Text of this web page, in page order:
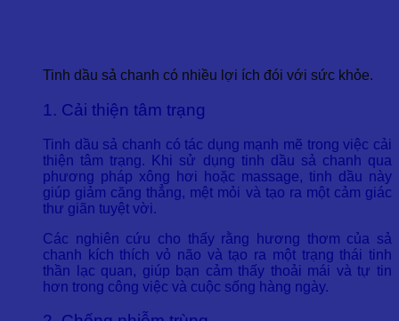
Tinh dầu sả chanh có nhiều lợi ích đói với sức khỏe.
1. Cải thiện tâm trạng
Tinh dầu sả chanh có tác dụng mạnh mẽ trong việc cải
thiện tâm trạng. Khi sử dụng tinh dầu sả chanh qua
phương pháp xông hơi hoặc massage, tinh dầu này
giúp giảm căng thẳng, mệt mỏi và tạo ra một cảm giác
thư giãn tuyệt vời.
Các nghiên cứu cho thấy rằng hương thơm của sả
chanh kích thích vỏ não và tạo ra một trạng thái tinh
thần lạc quan, giúp bạn cảm thấy thoải mái và tự tin
hơn trong công việc và cuộc sống hàng ngày.